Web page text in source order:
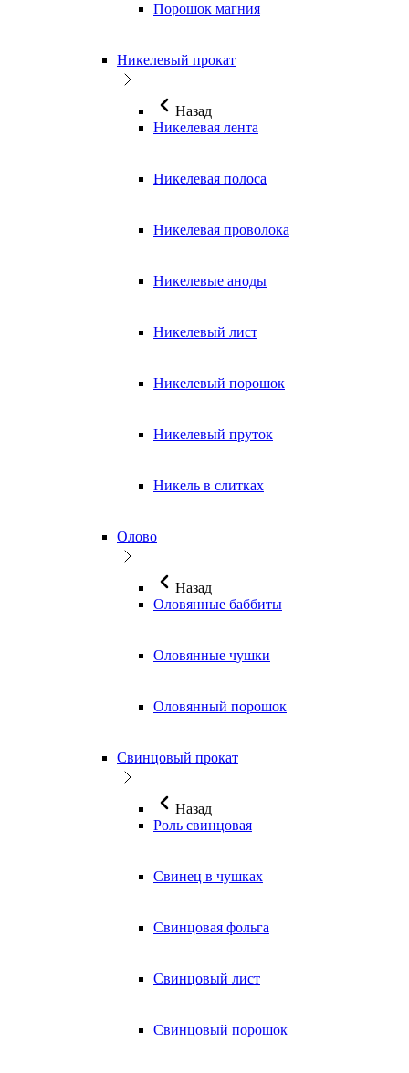
Порошок магния
Никелевый прокат
Назад
Никелевая лента
Никелевая полоса
Никелевая проволока
Никелевые аноды
Никелевый лист
Никелевый порошок
Никелевый пруток
Никель в слитках
Олово
Назад
Оловянные баббиты
Оловянные чушки
Оловянный порошок
Свинцовый прокат
Назад
Роль свинцовая
Свинец в чушках
Свинцовая фольга
Свинцовый лист
Свинцовый порошок